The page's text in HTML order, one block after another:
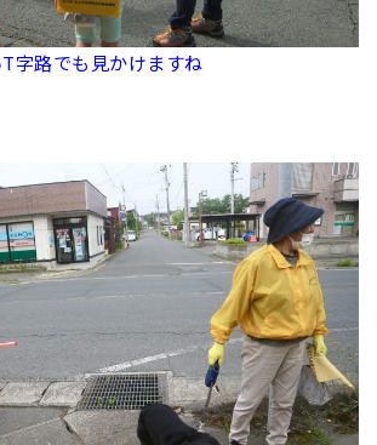
字路でも見かけますね